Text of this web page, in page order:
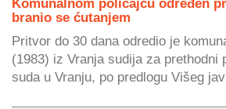
Komunalnom policajcu određen
branio se ćutanjem
Pritvor do 30 dana odredio je
(1983) iz Vranja sudija za prethodni
suda u Vranju, po predlogu Višeg